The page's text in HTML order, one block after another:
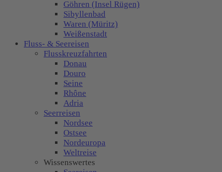
Göhren (Insel Rügen)
Sibyllenbad
Waren (Müritz)
Weißenstadt
Fluss- & Seereisen
Flusskreuzfahrten
Donau
Douro
Seine
Rhône
Adria
Seerreisen
Nordsee
Ostsee
Nordeuropa
Weltreise
Wissenswertes